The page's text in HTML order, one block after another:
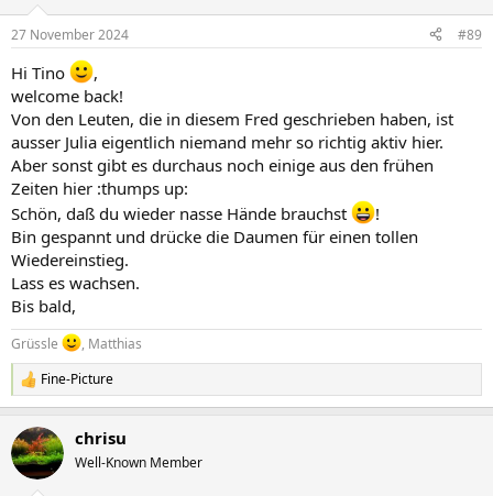
e
:
27 November 2024 #89
Hi Tino
,
welcome back!
Von den Leuten, die in diesem Fred geschrieben haben, ist
ausser Julia eigentlich niemand mehr so richtig aktiv hier.
Aber sonst gibt es durchaus noch einige aus den frühen
Zeiten hier :thumps up:
Schön, daß du wieder nasse Hände brauchst
!
Bin gespannt und drücke die Daumen für einen tollen
Wiedereinstieg.
Lass es wachsen.
Bis bald,
Grüssle , Matthias
R
e
k
t
i
Fine-Picture
chrisu
Well-Known Member